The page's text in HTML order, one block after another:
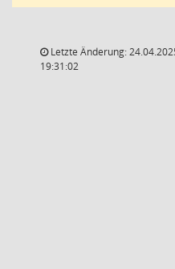
Letzte Änderung:
19:31:02